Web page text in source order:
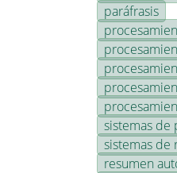
paráfrasis
sistemas de
sistemas de
resumen